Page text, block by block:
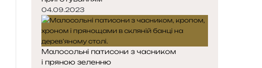
04.09.2023
Малосольні патисони з часником
і пряною зеленню